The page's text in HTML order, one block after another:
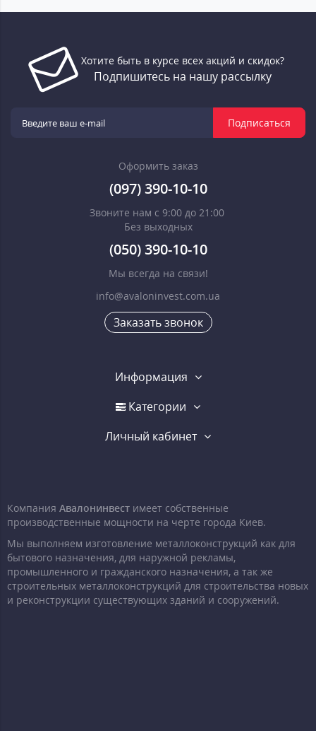
Хотите быть в курсе всех акций и скидок?
Подпишитесь на нашу рассылку
Подписаться
Оформить заказ
(097) 390-10-10
Звоните нам с 9:00 до 21:00
Без выходных
(050) 390-10-10
Мы всегда на связи!
info@avaloninvest.com.ua
Заказать звонок
Информация
Категории
Личный кабинет
Компания Авалонинвест имеет собственные
производственные мощности на черте города Киев.
Мы выполняем изготовление металлоконструкций как для
бытового назначения, для наружной рекламы,
промышленного и гражданского назначения, а так же
строительных металлоконструкций для строительства новых
и реконструкции существующих зданий и сооружений.